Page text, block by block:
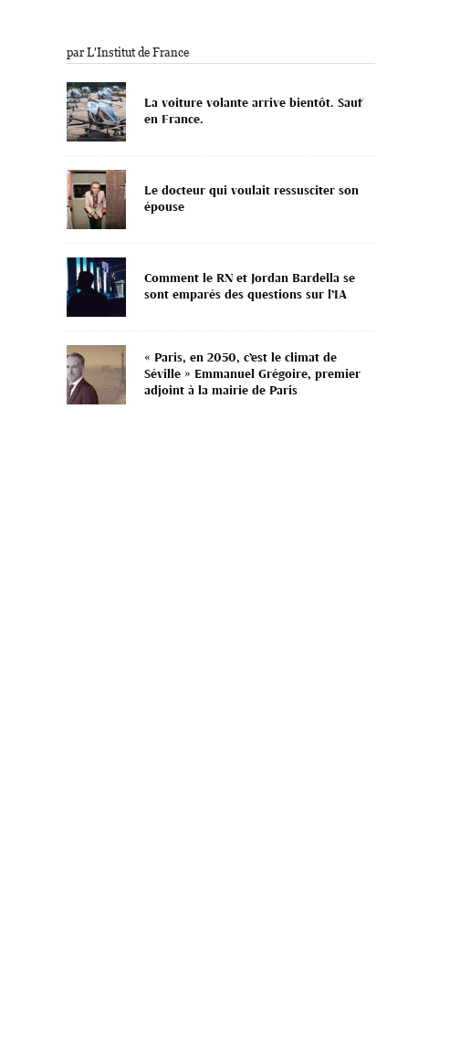
par L'Institut de France
La voiture volante arrive bientôt. Sauf
en France.
Le docteur qui voulait ressusciter son
épouse
Comment le RN et Jordan Bardella se
sont emparés des questions sur l’IA
« Paris, en 2050, c’est le climat de
Séville » Emmanuel Grégoire, premier
adjoint à la mairie de Paris